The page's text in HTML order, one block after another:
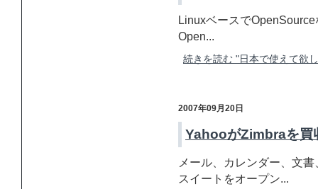
Linuxベースで
Open...
続きを読む "日本で使えて欲
2007年09月20日
YahooがZimbraを買
メール、カレンダー、文
スイートをオープン...